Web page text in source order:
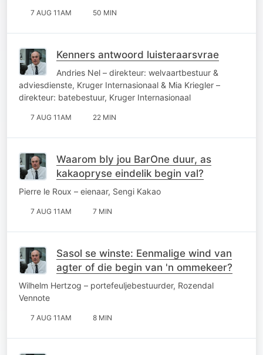
7 AUG 11AM 50 MIN
Kenners antwoord luisteraarsvrae
Andries Nel – direkteur: welvaartbestuur &
adviesdienste, Kruger Internasionaal & Mia Kriegler –
direkteur: batebestuur, Kruger Internasionaal
7 AUG 11AM 22 MIN
Waarom bly jou BarOne duur, as
kakaopryse eindelik begin val?
Pierre le Roux – eienaar, Sengi Kakao
7 AUG 11AM 7 MIN
Sasol se winste: Eenmalige wind van
agter of die begin van 'n ommekeer?
Wilhelm Hertzog – portefeuljebestuurder, Rozendal
Vennote
7 AUG 11AM 8 MIN